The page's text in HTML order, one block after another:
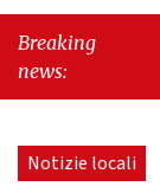
Breaking
news:
Notizie locali